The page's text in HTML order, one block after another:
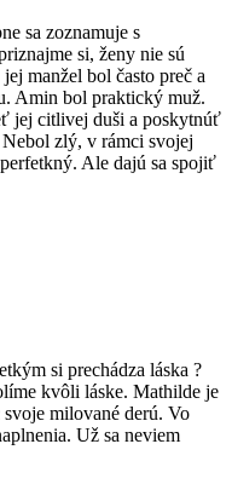
sa zoznamuje s
si, ženy nie sú
manžel bol často preč a
Amin bol praktický muž.
jej citlivej duši a poskytnúť
zlý, v rámci svojej
Ale dajú sa spojiť
si prechádza láska ?
kvôli láske. Mathilde je
milované derú. Vo
Už sa neviem